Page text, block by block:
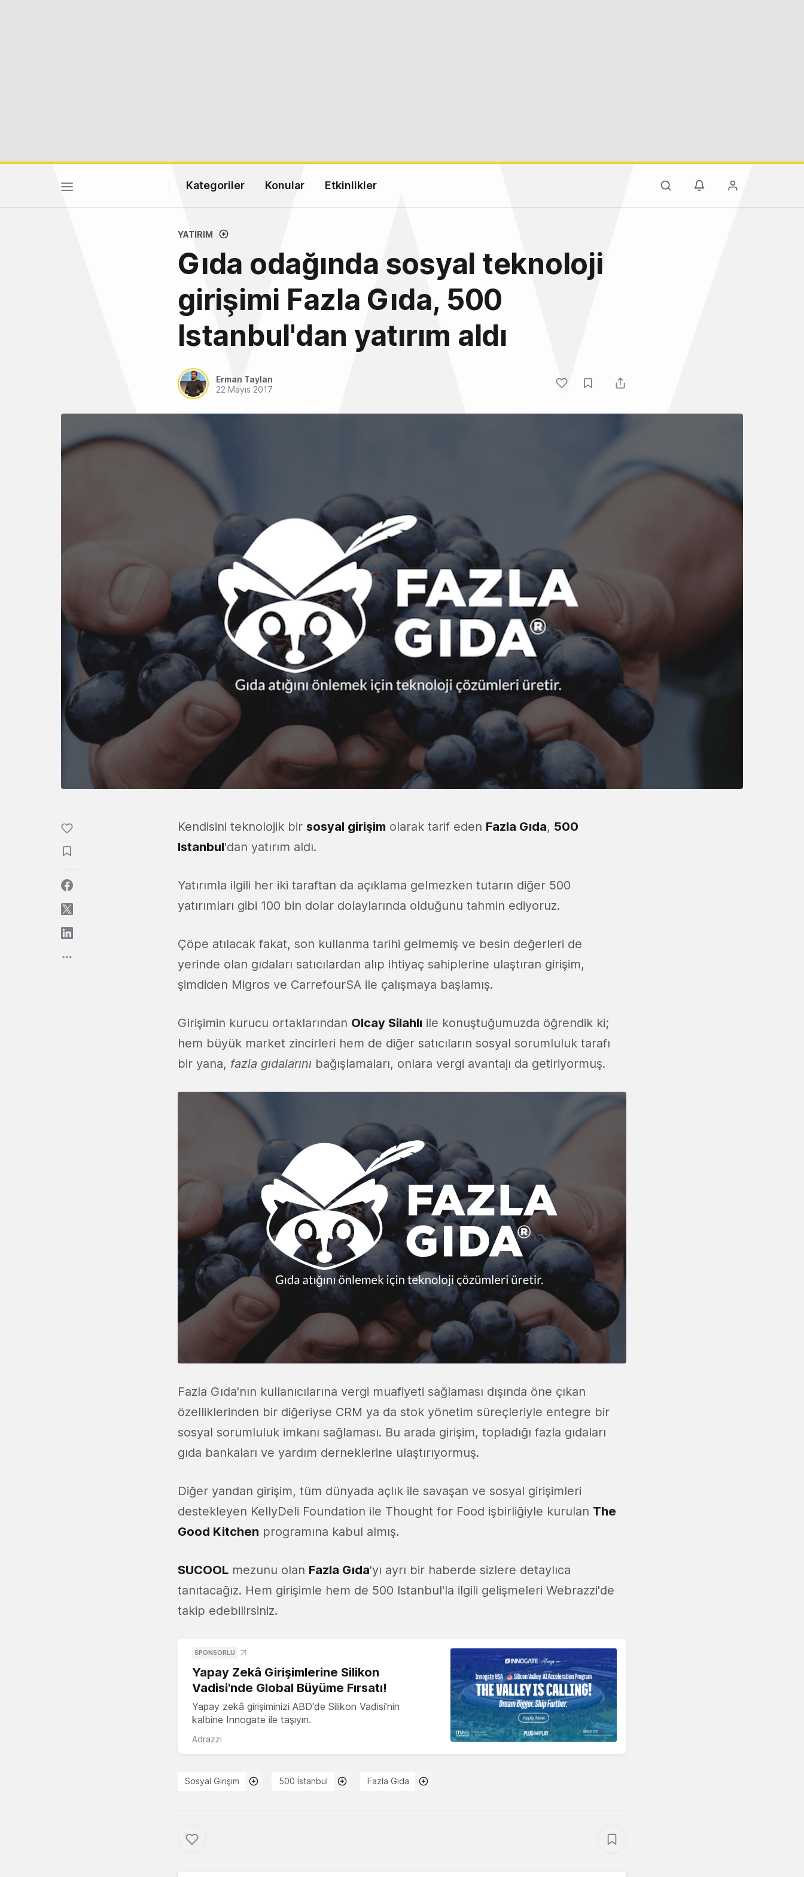
Kategoriler Konular Etkinlikler
YATIRIM
Gıda odağında sosyal teknoloji
girişimi Fazla Gıda, 500
Istanbul'dan yatırım aldı
Erman Taylan
22 Mayıs 2017
Kendisini teknolojik bir sosyal girişim olarak tarif eden Fazla Gıda, 500
Istanbul'dan yatırım aldı.
Yatırımla ilgili her iki taraftan da açıklama gelmezken tutarın diğer 500
yatırımları gibi 100 bin dolar dolaylarında olduğunu tahmin ediyoruz.
Çöpe atılacak fakat, son kullanma tarihi gelmemiş ve besin değerleri de
yerinde olan gıdaları satıcılardan alıp ihtiyaç sahiplerine ulaştıran girişim,
şimdiden Migros ve CarrefourSA ile çalışmaya başlamış.
Girişimin kurucu ortaklarından Olcay Silahlı ile konuştuğumuzda öğrendik ki;
hem büyük market zincirleri hem de diğer satıcıların sosyal sorumluluk tarafı
bir yana, fazla gıdalarını bağışlamaları, onlara vergi avantajı da getiriyormuş.
Fazla Gıda'nın kullanıcılarına vergi muafiyeti sağlaması dışında öne çıkan
özelliklerinden bir diğeriyse CRM ya da stok yönetim süreçleriyle entegre bir
sosyal sorumluluk imkanı sağlaması. Bu arada girişim, topladığı fazla gıdaları
gıda bankaları ve yardım derneklerine ulaştırıyormuş.
Diğer yandan girişim, tüm dünyada açlık ile savaşan ve sosyal girişimleri
destekleyen KellyDeli Foundation ile Thought for Food işbirliğiyle kurulan The
Good Kitchen programına kabul almış.
SUCOOL mezunu olan Fazla Gıda'yı ayrı bir haberde sizlere detaylıca
tanıtacağız. Hem girişimle hem de 500 Istanbul'la ilgili gelişmeleri Webrazzi'de
takip edebilirsiniz.
SPONSORLU
Yapay Zekâ Girişimlerine Silikon
Vadisi'nde Global Büyüme Fırsatı!
Yapay zekâ girişiminizi ABD'de Silikon Vadisi'nin
kalbine Innogate ile taşıyın.
Adrazzi
Sosyal Girişim 500 İstanbul Fazla Gıda